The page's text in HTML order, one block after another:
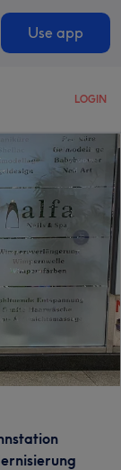
Use app
LOGIN